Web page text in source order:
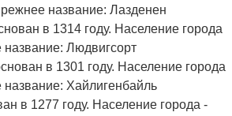
название: Лазденен
в 1314 году. Население города
Людвигсорт
в 1301 году. Население города
Хайлигенбайль
в 1277 году. Население города -